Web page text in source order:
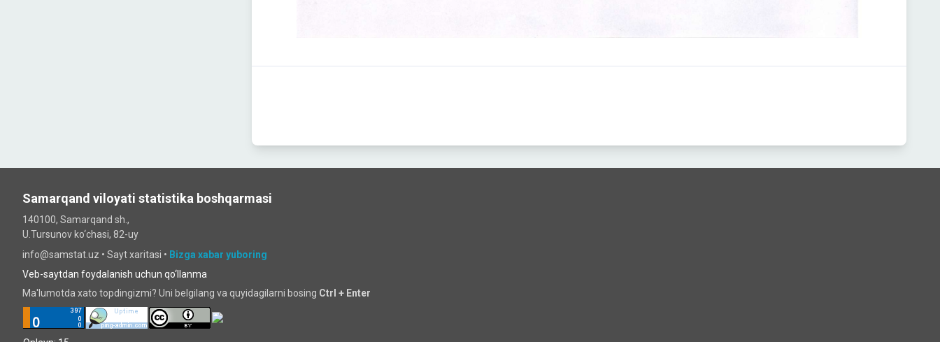
Samarqand viloyati statistika boshqarmasi
140100, Samarqand sh.,
U.Tursunov ko‘chаsi, 82-uy
info@samstat.uz • Sayt xaritasi • Bizga xabar yuboring
Veb-saytdan foydalanish uchun qo‘llanma
Ma'lumotda xato topdingizmi? Uni belgilang va quyidagilarni bosing Ctrl + Enter